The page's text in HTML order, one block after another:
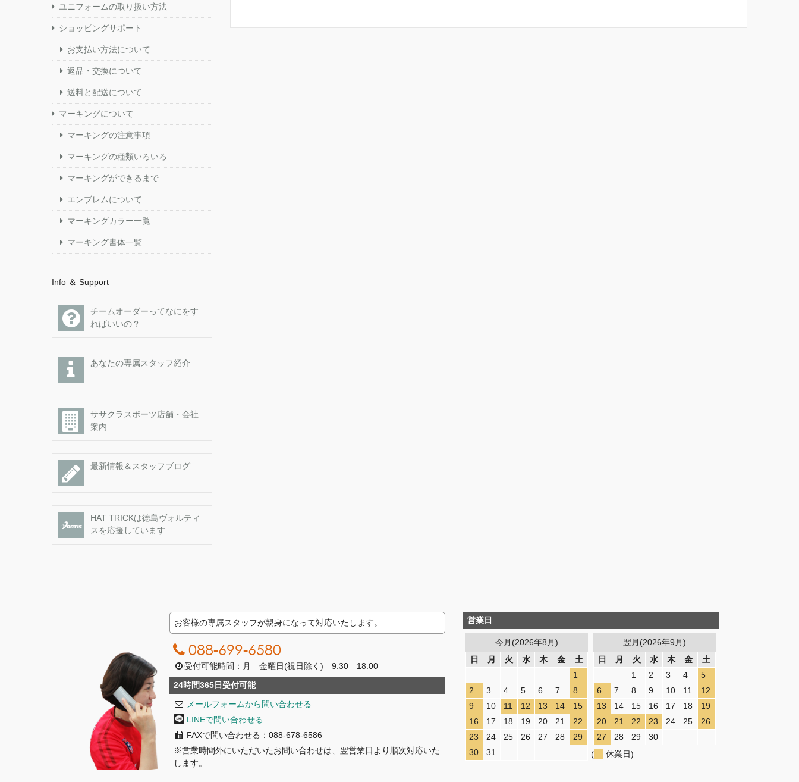
ユニフォームの取り扱い方法
ショッピングサポート
お支払い方法について
返品・交換について
送料と配送について
マーキングについて
マーキングの注意事項
マーキングの種類いろいろ
マーキングができるまで
エンブレムについて
マーキングカラー一覧
マーキング書体一覧
Info ＆ Support
チームオーダーってなにをす
ればいいの？
あなたの専属スタッフ紹介
ササクラスポーツ店舗・会社
案内
最新情報＆スタッフブログ
HAT TRICKは徳島ヴォルティ
スを応援しています
お客様の専属スタッフが親身になって対応いたします。
088-699-6580
受付可能時間：月―金曜日(祝日除く) 9:30―18:00
24時間365日受付可能
メールフォームから問い合わせる
LINEで問い合わせる
FAXで問い合わせる：088-678-6586
※営業時間外にいただいたお問い合わせは、翌営業日より順次対応いた
します。
営業日
今月(2026年8月)
日
月 火 水 木 金
土
1
2
3 4 5 6 7
8
9
10 11 12 13 14
15
16
17 18 19 20 21
22
23
24 25 26 27 28
29
30
31
翌月(2026年9月)
日
月 火 水 木 金
土
1
2 3 4
5
6
7 8 9 10 11
12
13
14 15 16 17 18
19
20
21 22 23 24 25
26
27
28 29
30
(
休業日)